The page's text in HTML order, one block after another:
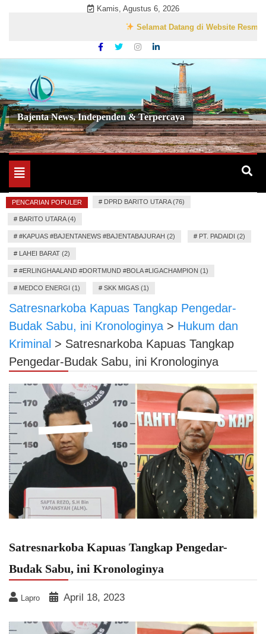
Kamis, Agustus 6, 2026
Selamat Datang di Website Resmi
Bajenta News, Independen & Terpercaya
Toggle
navigation
PENCARIAN POPULER # DPRD BARITO UTARA (76)
# BARITO UTARA (4)
# #KAPUAS #BAJENTANEWS #BAJENTABAJURAH (2) # PT. PADAIDI (2)
# LAHEI BARAT (2)
# #ERLINGHAALAND #DORTMUND #BOLA #LIGACHAMPION (1)
# MEDCO ENERGI (1) # SKK MIGAS (1)
Satresnarkoba Kapuas Tangkap Pengedar-
Budak Sabu, ini Kronologinya > Hukum dan
Kriminal > Satresnarkoba Kapuas Tangkap
Pengedar-Budak Sabu, ini Kronologinya
Satresnarkoba Kapuas Tangkap Pengedar-
Budak Sabu, ini Kronologinya
Lapro April 18, 2023